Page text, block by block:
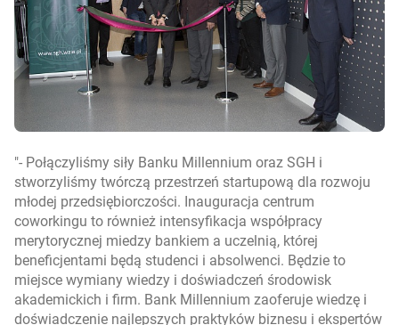
- Połączyliśmy siły Banku Millennium oraz SGH i
stworzyliśmy twórczą przestrzeń startupową dla rozwoju
młodej przedsiębiorczości. Inauguracja centrum
coworkingu to również intensyfikacja współpracy
merytorycznej miedzy bankiem a uczelnią, której
beneficjentami będą studenci i absolwenci. Będzie to
miejsce wymiany wiedzy i doświadczeń środowisk
akademickich i firm. Bank Millennium zaoferuje wiedzę i
doświadczenie najlepszych praktyków biznesu i ekspertów